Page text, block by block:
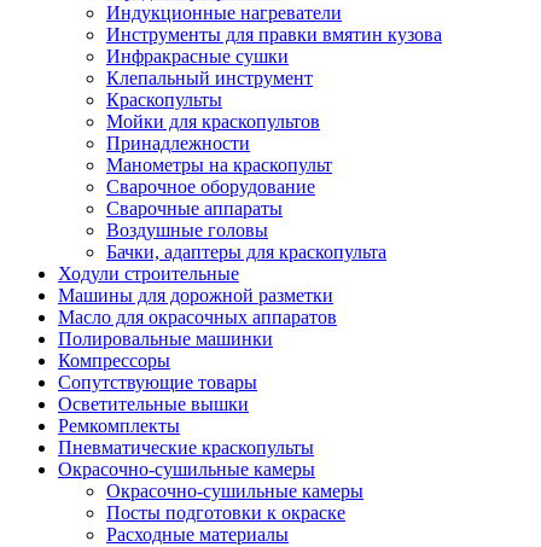
Индукционные нагреватели
Инструменты для правки вмятин кузова
Инфракрасные сушки
Клепальный инструмент
Краскопульты
Мойки для краскопультов
Принадлежности
Манометры на краскопульт
Сварочное оборудование
Сварочные аппараты
Воздушные головы
Бачки, адаптеры для краскопульта
Ходули строительные
Машины для дорожной разметки
Масло для окрасочных аппаратов
Полировальные машинки
Компрессоры
Сопутствующие товары
Осветительные вышки
Ремкомплекты
Пневматические краскопульты
Окрасочно-сушильные камеры
Окрасочно-сушильные камеры
Посты подготовки к окраске
Расходные материалы